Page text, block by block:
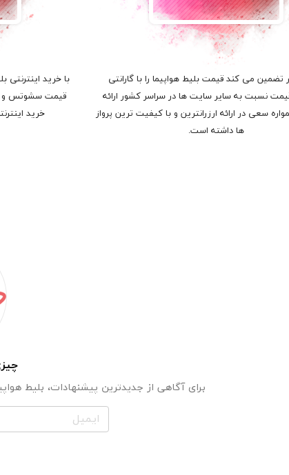
تضمین می کند قیمت بلیط هواپیما را با گارانتی
قیمت نسبت به سایر سایت ها در سراسر کشور ارائه
سعی در ارائه ارزرانترین و با کیفیت ترین پرواز
ها داشته است.
با خرید اینترنتی
قیمت سشوتس و
خرید
برای آگاهی از جدیدترین پیشنهادات، بلیط